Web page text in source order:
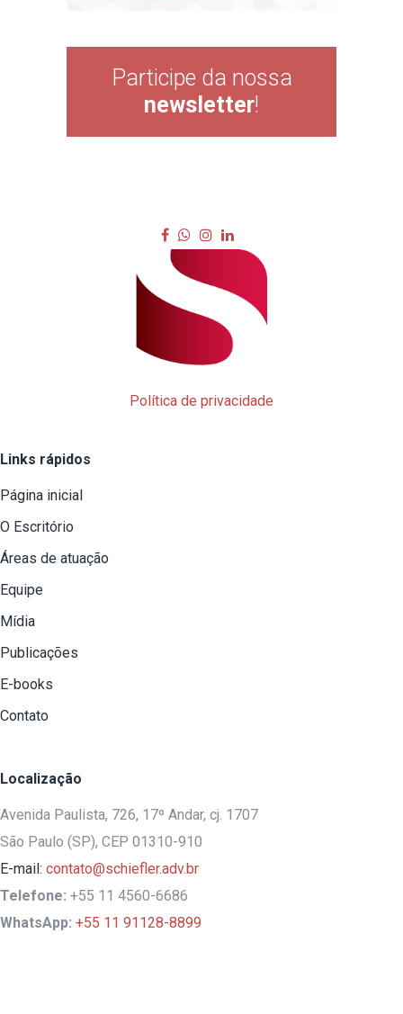
Participe da nossa
newsletter!
Política de privacidade
Links rápidos
Página inicial
O Escritório
Áreas de atuação
Equipe
Mídia
Publicações
E-books
Contato
Localização
Avenida Paulista, 726, 17º Andar, cj. 1707
São Paulo (SP), CEP 01310-910
E-mail: contato@schiefler.adv.br
Telefone: +55 11 4560-6686
WhatsApp: +55 11 91128-8899